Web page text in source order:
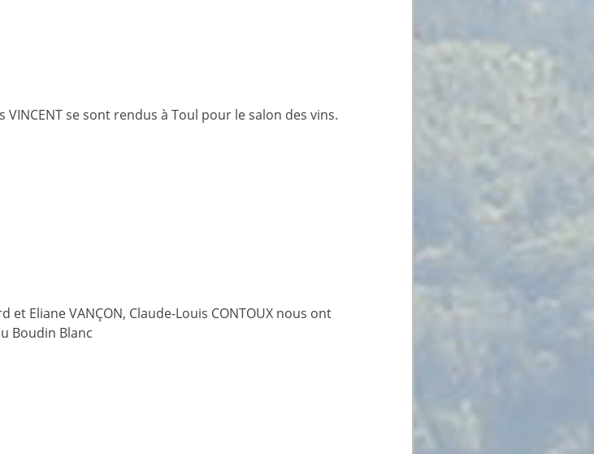
VINCENT se sont rendus à Toul pour le salon des vins.
et Eliane VANÇON, Claude-Louis CONTOUX nous ont
Boudin Blanc